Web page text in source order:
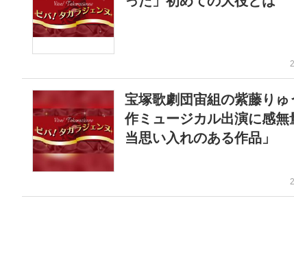
宝塚歌劇団宙組の紫藤りゅ
作ミュージカル出演に感無
当思い入れのある作品」